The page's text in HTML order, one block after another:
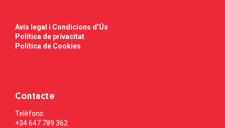
Avís legal i Condicions d’Ús
Política de privacitat
Política de Cookies
Contacte
Telèfons:
+34 647 789 362